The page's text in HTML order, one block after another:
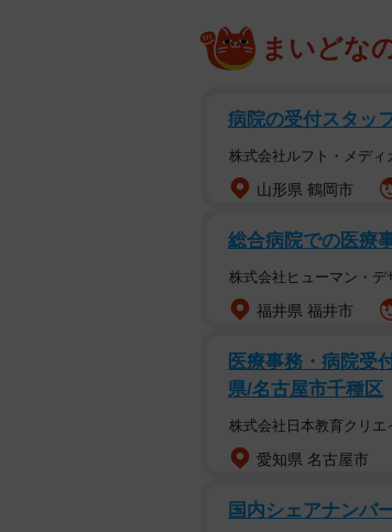
まいどな
病院の受付スタッ
株式会社ルフト・メディ
山形県 鶴岡市
総合病院での医療
株式会社ヒューマン・デ
福井県 福井市
医療事務・病院受
県/名古屋市千種区
株式会社日本教育クリエ
愛知県 名古屋市
国内シェアナンバ